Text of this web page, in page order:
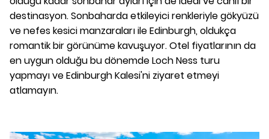
destinasyon. Sonbaharda etkileyici renkleriyle gökyüzü
ve nefes kesici manzaraları ile Edinburgh, oldukça
romantik bir görünüme kavuşuyor. Otel fiyatlarının da
en uygun olduğu bu dönemde Loch Ness turu
yapmayı ve Edinburgh Kalesi'ni ziyaret etmeyi
atlamayın.